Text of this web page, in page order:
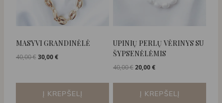
MASYVI GRANDINĖLĖ
40,00€ Original
40,00 €.
30,00 €
30,00 €.
Į KREPŠELĮ
UPINIŲ PERLŲ VĖRINYS SU
ŠYPSENĖLĖMIS
40,00€ Original
was:
40,00 €.
20,00 €
is:
20,00 €.
Į KREPŠELĮ